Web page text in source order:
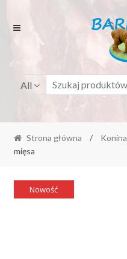
Przejdź
Przejdź
All
Strona główna / Konina
mięsa
Nowość